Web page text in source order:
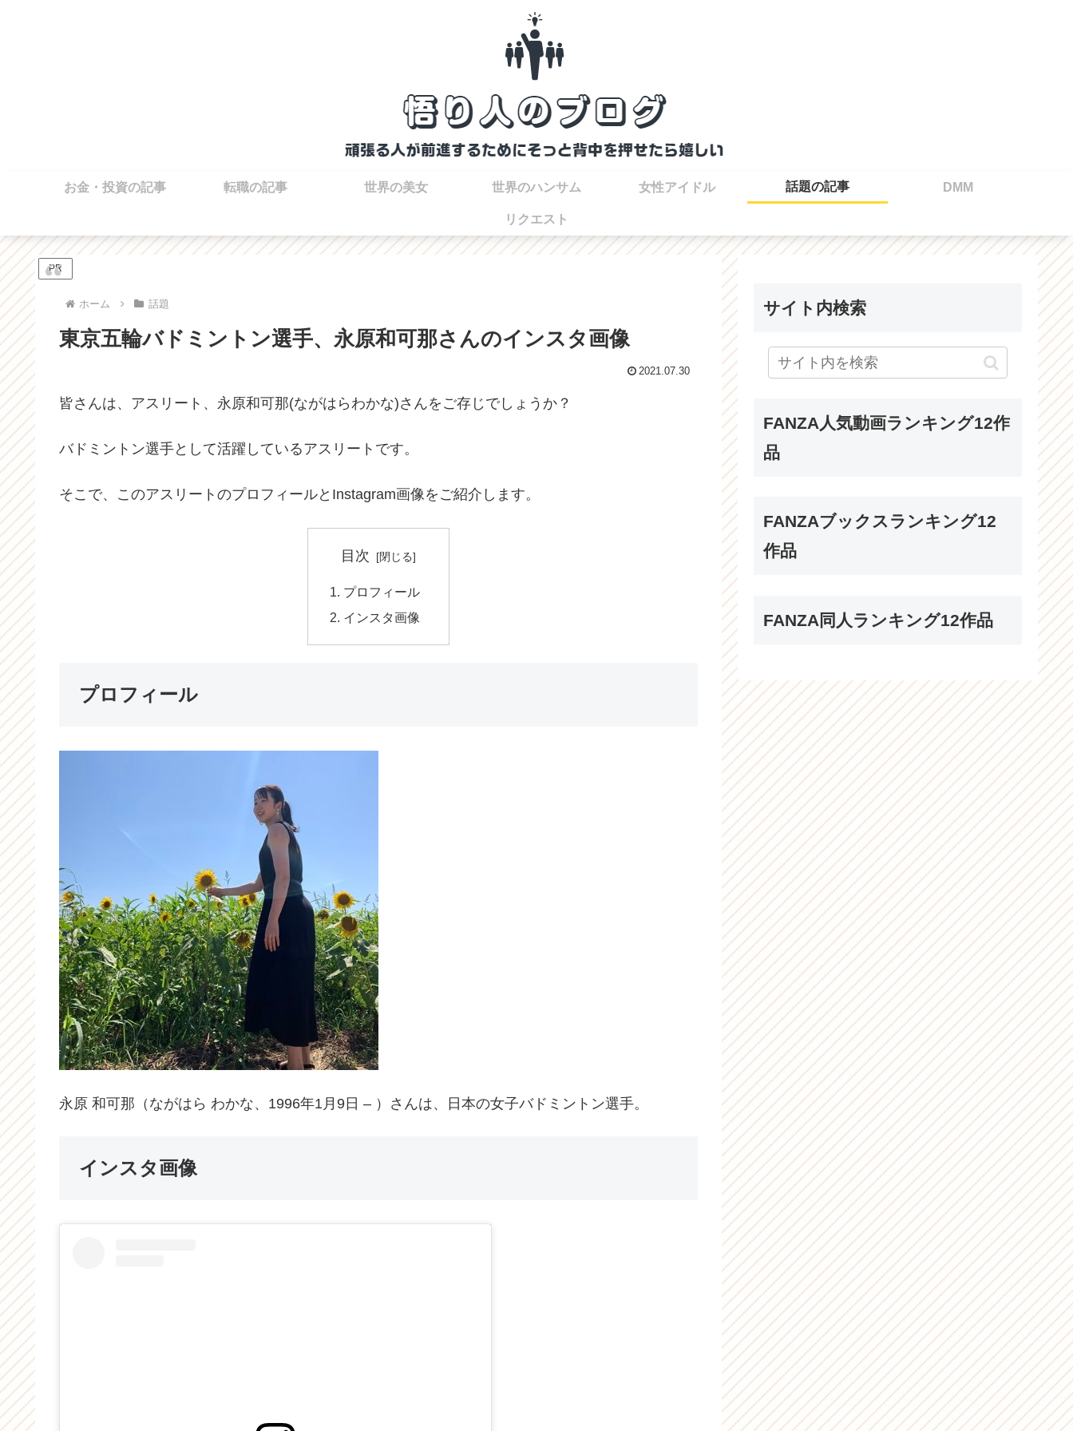
お金・投資の記事 転職の記事 世界の美女 世界のハンサム 女性アイドル 話題の記事 DMM
リクエスト
PR
ホーム 話題
東京五輪バドミントン選手、永原和可那さんのインスタ画像
2021.07.30
皆さんは、アスリート、永原和可那(ながはらわかな)さんをご存じでしょうか？
バドミントン選手として活躍しているアスリートです。
そこで、このアスリートのプロフィールとInstagram画像をご紹介します。
目次
プロフィール
インスタ画像
プロフィール
永原 和可那（ながはら わかな、1996年1月9日 – ）さんは、日本の女子バドミントン選手。
インスタ画像
サイト内検索
FANZA人気動画ランキング12作
品
FANZAブックスランキング12
作品
FANZA同人ランキング12作品